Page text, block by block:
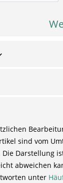
sind vom
Darstellung
abweichen
unter